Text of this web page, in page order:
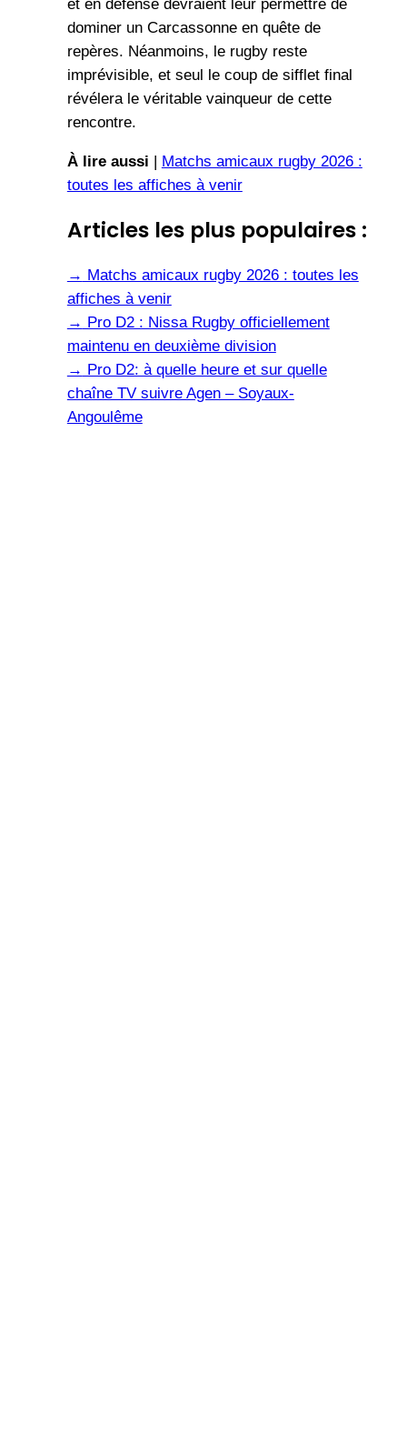
et en défense devraient leur permettre de
dominer un Carcassonne en quête de
repères. Néanmoins, le rugby reste
imprévisible, et seul le coup de sifflet final
révélera le véritable vainqueur de cette
rencontre.
À lire aussi | Matchs amicaux rugby 2026 :
toutes les affiches à venir
Articles les plus populaires :
→ Matchs amicaux rugby 2026 : toutes les
affiches à venir
→ Pro D2 : Nissa Rugby officiellement
maintenu en deuxième division
→ Pro D2: à quelle heure et sur quelle
chaîne TV suivre Agen – Soyaux-
Angoulême